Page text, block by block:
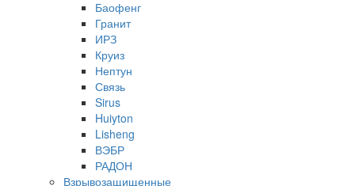
Баофенг
Гранит
ИРЗ
Круиз
Нептун
Связь
Sirus
Huiyton
Lisheng
ВЭБР
РАДОН
Взрывозащищенные